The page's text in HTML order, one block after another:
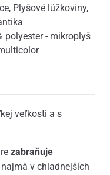
, Plyšové lůžkoviny,
polyester - mikroplyš
veľkosti a s
zabraňuje
v chladnejších